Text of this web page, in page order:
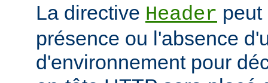
La directive Header peut
présence ou l'absence
d'environnement pour